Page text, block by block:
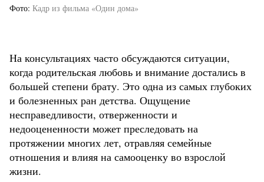
Фото Кадр из фильма «Один дома»
На консультациях часто обсуждаются ситуации,
когда родительская любовь и внимание достались в
большей степени брату. Это одна из самых глубоких
и болезненных ран детства. Ощущение
несправедливости, отверженности и
недооцененности может преследовать на
протяжении многих лет, отравляя семейные
отношения и влияя на самооценку во взрослой
жизни.